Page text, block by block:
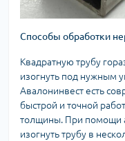
Способы обработки
Квадратную трубу
изогнуть под нужным
Авалонинвест есть
быстрой и точной
толщины. При помощи
изогнуть трубу в